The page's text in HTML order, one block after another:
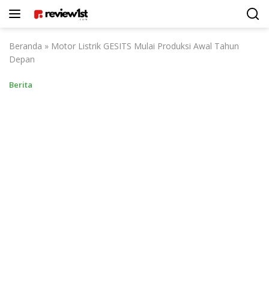
Beranda » Motor Listrik GESITS Mulai Produksi Awal Tahun
Depan
Berita